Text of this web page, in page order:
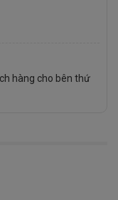
hàng cho bên thứ